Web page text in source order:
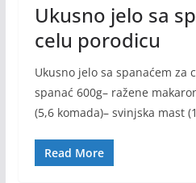
Ukusno jelo sa
celu porodicu
Ukusno jelo sa spanaćem za
spanać 600g– ražene
(5,6 komada)– svinjska mast (1
Read More